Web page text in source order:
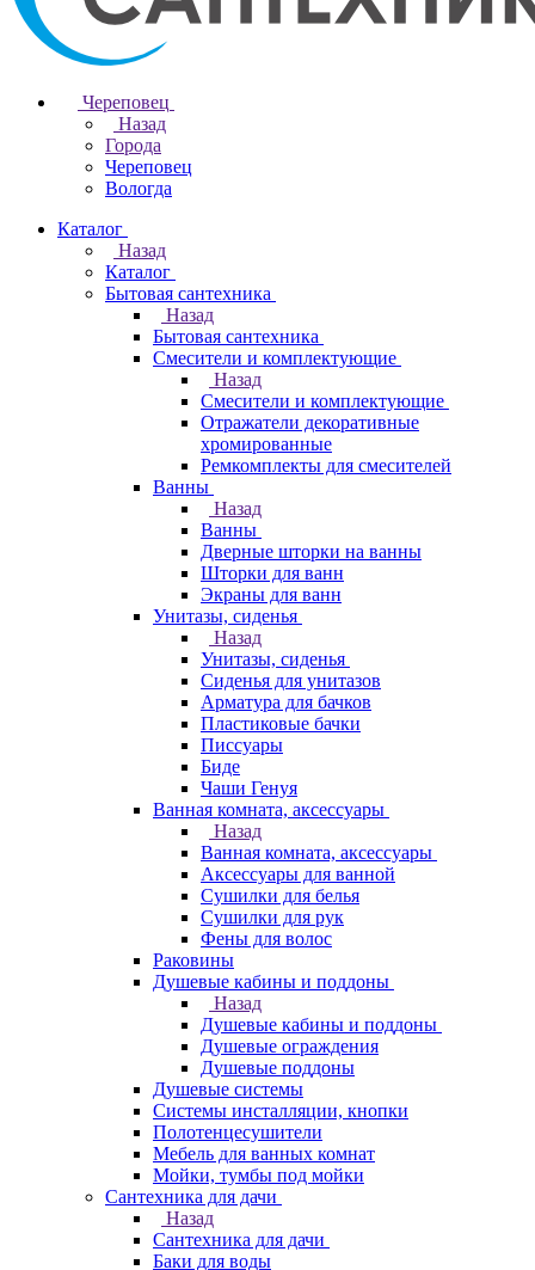
Череповец
Назад
Города
Череповец
Вологда
Каталог
Назад
Каталог
Бытовая сантехника
Назад
Бытовая сантехника
Смесители и комплектующие
Назад
Смесители и комплектующие
Отражатели декоративные
хромированные
Ремкомплекты для смесителей
Ванны
Назад
Ванны
Дверные шторки на ванны
Шторки для ванн
Экраны для ванн
Унитазы, сиденья
Назад
Унитазы, сиденья
Сиденья для унитазов
Арматура для бачков
Пластиковые бачки
Писсуары
Биде
Чаши Генуя
Ванная комната, аксессуары
Назад
Ванная комната, аксессуары
Аксессуары для ванной
Сушилки для белья
Сушилки для рук
Фены для волос
Раковины
Душевые кабины и поддоны
Назад
Душевые кабины и поддоны
Душевые ограждения
Душевые поддоны
Душевые системы
Системы инсталляции, кнопки
Полотенцесушители
Мебель для ванных комнат
Мойки, тумбы под мойки
Сантехника для дачи
Назад
Сантехника для дачи
Баки для воды